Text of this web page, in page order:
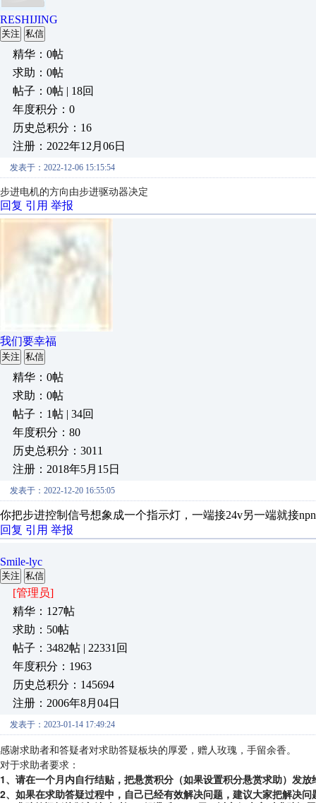
RESHIJING
关注 私信
精华：0帖
求助：0帖
帖子：0帖 | 18回
年度积分：0
历史总积分：16
注册：2022年12月06日
发表于：2022-12-06 15:15:54
步进电机的方向由步进驱动器决定
回复 引用 举报
我们要幸福
关注 私信
精华：0帖
求助：0帖
帖子：1帖 | 34回
年度积分：80
历史总积分：3011
注册：2018年5月15日
发表于：2022-12-20 16:55:05
你把步进控制信号想象成一个指示灯，一端接24v另一端就接
回复 引用 举报
Smile-lyc
关注 私信
[管理员]
精华：127帖
求助：50帖
帖子：3482帖 | 22331回
年度积分：1963
历史总积分：145694
注册：2006年8月04日
发表于：2023-01-14 17:49:24
感谢求助者和答疑者对求助答疑板块的厚爱，赠人玫瑰，手留余香。
对于求助者要求：
1、请在一个月内自行结贴，把悬赏积分（如果设置积分悬赏求助）发放
2、如果在求助答疑过程中，自己已经有效解决问题，建议大家把解决